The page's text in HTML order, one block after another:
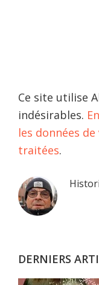
Ce site utilise
indésirables.
les données
traitées.
Barre
latérale
DERNIERS